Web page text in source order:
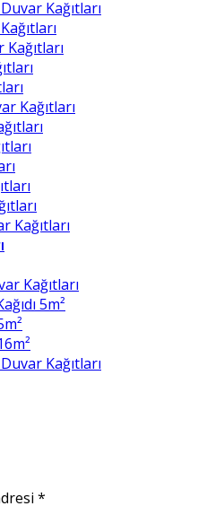
Kağıtları
Kağıtları
Kağıtları
Kağıtları
5m²
Kağıtları
*